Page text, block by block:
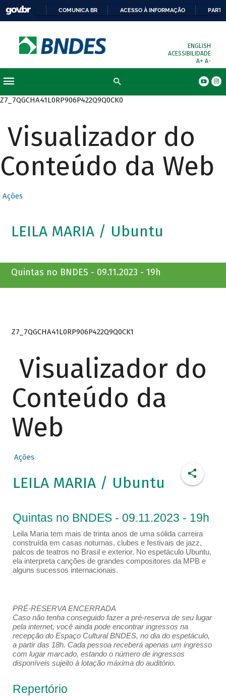
COMUNICA BR ACESSO À INFORMAÇÃO
ENGLISH
ACESSIBILIDADE
A+ A-
Z7_7QGCHA41L0RP906P422Q9Q0CK0
Visualizador do
Conteúdo da Web
Ações
LEILA MARIA / Ubuntu
Quintas no BNDES - 09.11.2023 - 19h
Z7_7QGCHA41L0RP906P422Q9Q0CK1
Visualizador do
Conteúdo da
Web
Ações
LEILA MARIA / Ubuntu
Quintas no BNDES - 09.11.2023 - 19h
Leila Maria tem mais de trinta anos de uma sólida carreira
construída em casas noturnas, clubes e festivais de jazz,
palcos de teatros no Brasil e exterior. No espetáculo Ubuntu,
ela interpreta canções de grandes compositores da MPB e
alguns sucessos internacionais.
PRÉ-RESERVA ENCERRADA
Caso não tenha conseguido fazer a pré-reserva de seu lugar
pela internet, você ainda pode encontrar ingressos na
recepção do Espaço Cultural BNDES, no dia do espetáculo,
a partir das 18h. Cada pessoa receberá apenas um ingresso
com lugar marcado, estando o número de ingressos
disponíveis sujeito à lotação máxima do auditório.
Repertório